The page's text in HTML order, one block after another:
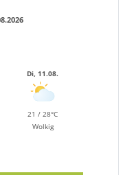
Di, 11.08.
21 / 28°C
Wolkig